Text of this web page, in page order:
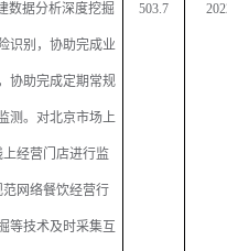
数据分析深度挖掘
识别，协助完成业
协助完成定期常规
测。对北京市场上
经营门店进行监
网络餐饮经营行
等技术及时采集互
503.7